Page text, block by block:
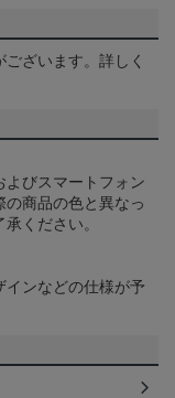
ざいます。詳しく
びスマートフォン
商品の色と異なっ
ください。
ンなどの仕様が予